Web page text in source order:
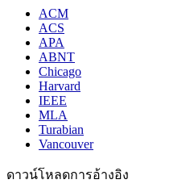
ACM
ACS
APA
ABNT
Chicago
Harvard
IEEE
MLA
Turabian
Vancouver
ดาวน์โหลดการอ้างอิง